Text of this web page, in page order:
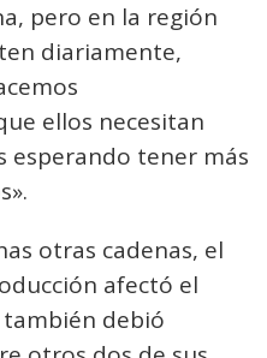
pero en la región
diariamente,
ellos necesitan
esperando tener más
otras cadenas, el
afectó el
también debió